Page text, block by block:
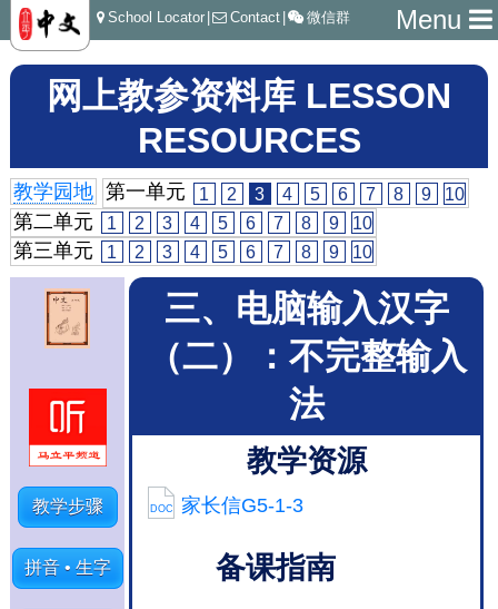
Menu
School Locator Contact 微信群
网上教参资料库 LESSON
RESOURCES
教学园地 第一单元 1 2 3 4 5 6 7 8 9 10
第二单元 1 2 3 4 5 6 7 8 9 10
第三单元 1 2 3 4 5 6 7 8 9 10
教学步骤
拼音 • 生字
三、电脑输入汉字
（二）：不完整输入
法
教学资源
DOC 家长信G5-1-3
备课指南